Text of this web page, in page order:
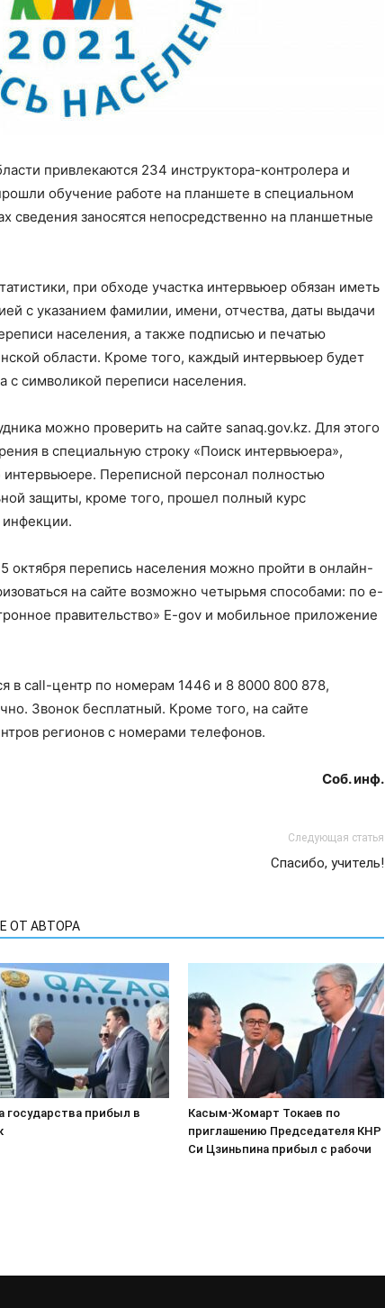
привлекаются 234 инструктора-контролера и
обучение работе на планшете в специальном
заносятся непосредственно на планшетные
при обходе участка интервьюер обязан иметь
с указанием фамилии, имени, отчества, даты выдачи
населения, а также подписью и печатью
области. Кроме того, каждый интервьюер будет
с символикой переписи населения.
можно проверить на сайте sanaq.gov.kz. Для этого
в специальную строку «Поиск интервьюера»,
Переписной персонал полностью
защиты, кроме того, прошел полный курс
инфекции.
октября перепись населения можно пройти в онлайн-
на сайте возможно четырьмя способами: по e-
правительство» E-gov и мобильное приложение
в call-центр по номерам 1446 и 8 8000 800 878,
Звонок бесплатный. Кроме того, на сайте
регионов с номерами телефонов.
Соб. инф.
Следующая статья
Спасибо, учитель!
ОТ АВТОРА
государства прибыл в
Касым-Жомарт Токаев по
приглашению Председателя КНР
Си Цзиньпина прибыл с рабочим